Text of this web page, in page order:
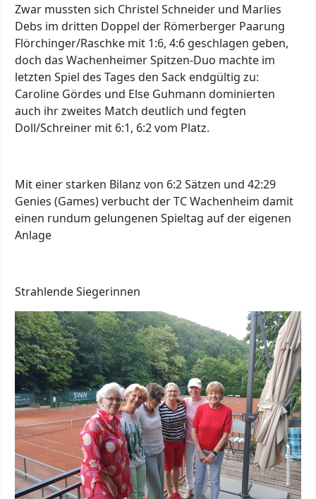
Zwar mussten sich Christel Schneider und Marlies
Debs im dritten Doppel der Römerberger Paarung
Flörchinger/Raschke mit 1:6, 4:6 geschlagen geben,
doch das Wachenheimer Spitzen-Duo machte im
letzten Spiel des Tages den Sack endgültig zu:
Caroline Gördes und Else Guhmann dominierten
auch ihr zweites Match deutlich und fegten
Doll/Schreiner mit 6:1, 6:2 vom Platz.
Mit einer starken Bilanz von 6:2 Sätzen und 42:29
Genies (Games) verbucht der TC Wachenheim damit
einen rundum gelungenen Spieltag auf der eigenen
Anlage
Strahlende Siegerinnen